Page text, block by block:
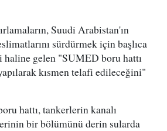
Suudi Arabistan'ın
sürdürmek için başlıca
gelen "SUMED boru hattı
kısmen telafi edileceğini"
hattı, tankerlerin kanalı
bir bölümünü derin sularda